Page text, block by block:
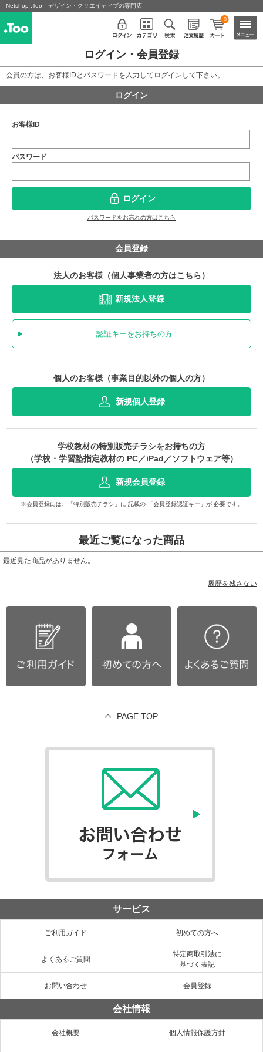
Netshop .Too デザイン・クリエイティブの専門店
0
ログイン・会員登録
会員の方は、お客様IDとパスワードを入力してログインして下さい。
ログイン
お客様ID
パスワード
ログイン
パスワードをお忘れの方はこちら
会員登録
法人のお客様（個人事業者の方はこちら）
新規法人登録
認証キーをお持ちの方
個人のお客様（事業目的以外の個人の方）
新規個人登録
学校教材の特別販売チラシをお持ちの方
（学校・学習塾指定教材の PC／iPad／ソフトウェア等）
新規会員登録
※会員登録には、「特別販売チラシ」に 記載の 「会員登録認証キー」が 必要です。
最近ご覧になった商品
最近見た商品がありません。
履歴を残さない
PAGE TOP
サービス
ご利用ガイド 初めての方へ
よくあるご質問
特定商取引法に
基づく表記
お問い合わせ 会員登録
会社情報
会社概要 個人情報保護方針